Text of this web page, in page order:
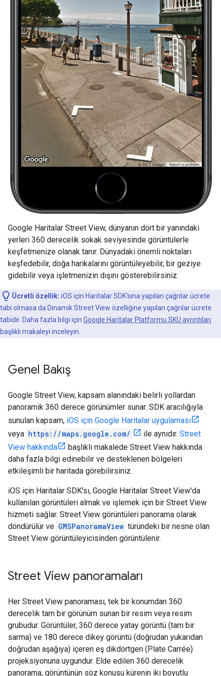
Google Haritalar Street View, dünyanın dört bir yanındaki
yerleri 360 derecelik sokak seviyesinde görüntülerle
keşfetmenize olanak tanır. Dünyadaki önemli noktaları
keşfedebilir, doğa harikalarını görüntüleyebilir, bir geziye
gidebilir veya işletmenizin dışını gösterebilirsiniz.
Ücretli özellik: iOS için Haritalar SDK'sına yapılan çağrılar ücrete
tabi olmasa da Dinamik Street View özelliğine yapılan çağrılar ücrete
tabidir. Daha fazla bilgi için Google Haritalar Platformu SKU ayrıntıları
başlıklı makaleyi inceleyin.
Genel Bakış
Google Street View, kapsam alanındaki belirli yollardan
panoramik 360 derece görünümler sunar. SDK aracılığıyla
sunulan kapsam, iOS için Google Haritalar uygulaması
veya https://maps.google.com/ ile aynıdır. Street
View hakkında
başlıklı makalede Street View hakkında
daha fazla bilgi edinebilir ve desteklenen bölgeleri
etkileşimli bir haritada görebilirsiniz.
iOS için Haritalar SDK'sı, Google Haritalar Street View'da
kullanılan görüntüleri almak ve işlemek için bir Street View
hizmeti sağlar. Street View görüntüleri panorama olarak
döndürülür ve GMSPanoramaView türündeki bir nesne olan
Street View görüntüleyicisinden görüntülenir.
Street View panoramaları
Her Street View panoraması, tek bir konumdan 360
derecelik tam bir görünüm sunan bir resim veya resim
grubudur. Görüntüler, 360 derece yatay görüntü (tam bir
sarma) ve 180 derece dikey görüntü (doğrudan yukarıdan
doğrudan aşağıya) içeren eş dikdörtgen (Plate Carrée)
projeksiyonuna uygundur. Elde edilen 360 derecelik
panorama, görüntünün söz konusu kürenin iki boyutlu